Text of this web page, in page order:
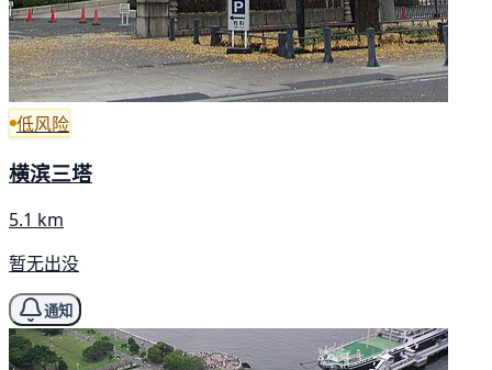
低风险
横滨三塔
5.1 km
暂无出没
通知